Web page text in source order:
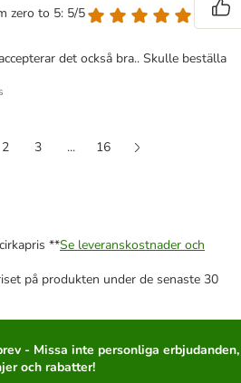
zero to 5: 5/5
det också bra.. Skulle beställa
2 3 ...
16
**Se leveranskostnader och
på produkten under de senaste 30
- Missa inte personliga erbjudanden,
och rabatter!